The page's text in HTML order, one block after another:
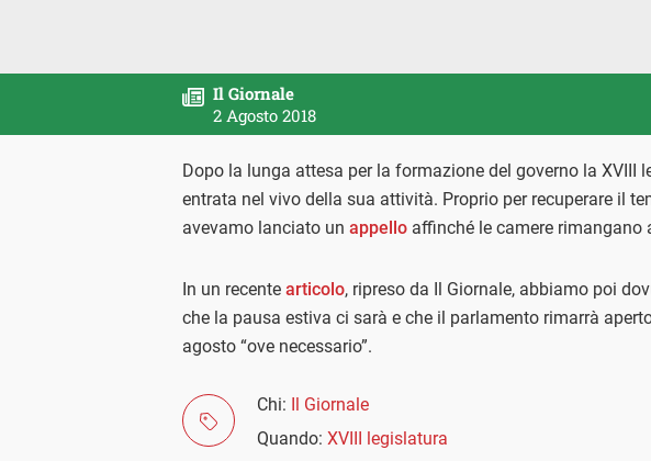
Il Giornale
2 Agosto 2018
Dopo la lunga attesa per la formazione del governo la XVIII
entrata nel vivo della sua attività. Proprio per recuperare il
avevamo lanciato un appello affinché le camere rimangano
In un recente articolo, ripreso da Il Giornale, abbiamo poi
che la pausa estiva ci sarà e che il parlamento rimarrà
agosto “ove necessario”.
Chi: Il Giornale
Quando: XVIII legislatura